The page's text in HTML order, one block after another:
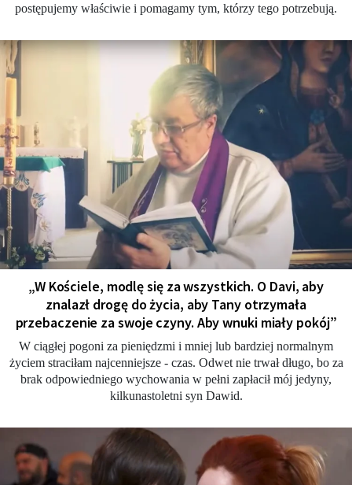
postępujemy właściwie i pomagamy tym, którzy tego potrzebują.
„W Kościele, modlę się za wszystkich. O Davi, aby
znalazł drogę do życia, aby Tany otrzymała
przebaczenie za swoje czyny. Aby wnuki miały pokój”
W ciągłej pogoni za pieniędzmi i mniej lub bardziej normalnym
życiem straciłam najcenniejsze - czas. Odwet nie trwał długo, bo za
brak odpowiedniego wychowania w pełni zapłacił mój jedyny,
kilkunastoletni syn Dawid.